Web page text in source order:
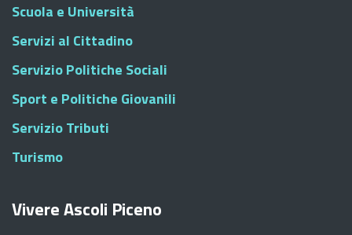
Scuola e Università
Servizi al Cittadino
Servizio Politiche Sociali
Sport e Politiche Giovanili
Servizio Tributi
Turismo
Vivere Ascoli Piceno